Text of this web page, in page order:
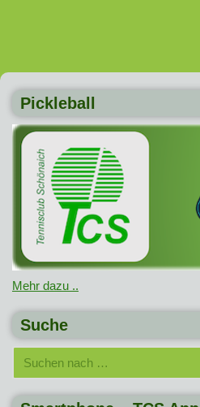
Pickleball
Mehr dazu ..
Suche